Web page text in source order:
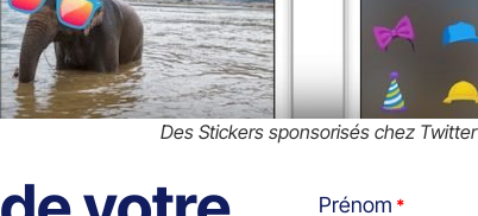
Des Stickers sponsorisés chez Twitter
Prénom